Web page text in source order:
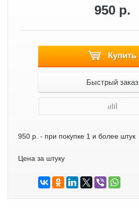
950 р.
Купить
Быстрый заказ
950 р. - при покупке 1 и более штук
Цена за штуку